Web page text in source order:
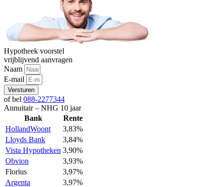
Hypotheek voorstel
vrijblijvend aanvragen
Naam
E-mail
Versturen
of bel 088-2277344
Annuitair – NHG 10 jaar
Bank
Rente
HollandWoont
3,83%
Lloyds Bank
3,84%
Vista Hypotheken 3,90%
Obvion
3,93%
Florius
3,97%
Argenta
3,97%